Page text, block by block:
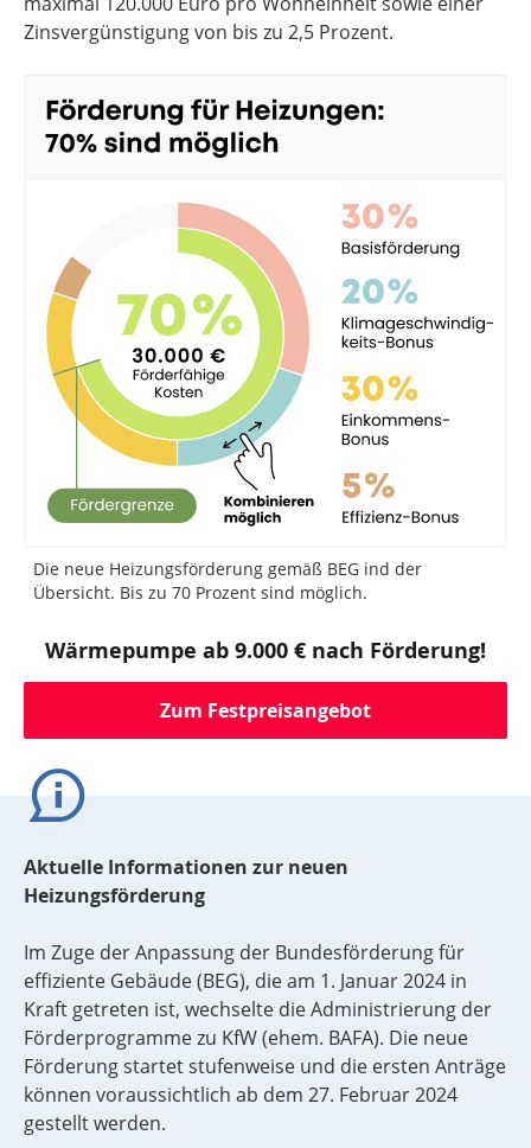
Zinsvergünstigung von bis zu 2,5 Prozent.
Die neue Heizungsförderung gemäß BEG ind der
Übersicht. Bis zu 70 Prozent sind möglich.
Wärmepumpe ab 9.000 € nach Förderung!
Zum Festpreisangebot
Aktuelle Informationen zur neuen
Heizungsförderung
Im Zuge der Anpassung der Bundesförderung für
effiziente Gebäude (BEG), die am 1. Januar 2024 in
Kraft getreten ist, wechselte die Administrierung der
Förderprogramme zu KfW (ehem. BAFA). Die neue
Förderung startet stufenweise und die ersten Anträge
können voraussichtlich ab dem 27. Februar 2024
gestellt werden.